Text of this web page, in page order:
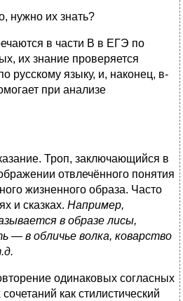
нужно их знать?
в части В в ЕГЭ по
их знание проверяется
русскому языку, и, наконец, в-
при анализе
Троп, заключающийся в
отвлечённого понятия
жизненного образа. Часто
и сказках. Например,
в образе лисы,
— в обличье волка, коварство
одинаковых согласных
как стилистический